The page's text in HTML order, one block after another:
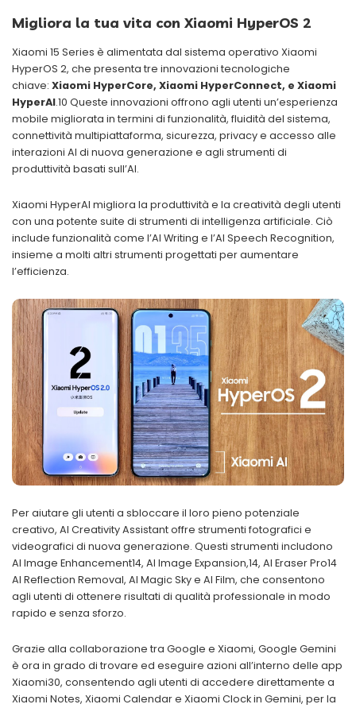
Migliora la tua vita con Xiaomi HyperOS 2
Xiaomi 15 Series è alimentata dal sistema operativo Xiaomi
HyperOS 2, che presenta tre innovazioni tecnologiche
chiave: Xiaomi HyperCore, Xiaomi HyperConnect, e Xiaomi
HyperAI.10 Queste innovazioni offrono agli utenti un’esperienza
mobile migliorata in termini di funzionalità, fluidità del sistema,
connettività multipiattaforma, sicurezza, privacy e accesso alle
interazioni AI di nuova generazione e agli strumenti di
produttività basati sull’AI.
Xiaomi HyperAI migliora la produttività e la creatività degli utenti
con una potente suite di strumenti di intelligenza artificiale. Ciò
include funzionalità come l’AI Writing e l’AI Speech Recognition,
insieme a molti altri strumenti progettati per aumentare
l’efficienza.
Per aiutare gli utenti a sbloccare il loro pieno potenziale
creativo, AI Creativity Assistant offre strumenti fotografici e
videografici di nuova generazione. Questi strumenti includono
AI Image Enhancement14, AI Image Expansion,14, AI Eraser Pro14
AI Reflection Removal, AI Magic Sky e AI Film, che consentono
agli utenti di ottenere risultati di qualità professionale in modo
rapido e senza sforzo.
Grazie alla collaborazione tra Google e Xiaomi, Google Gemini
è ora in grado di trovare ed eseguire azioni all’interno delle app
Xiaomi30, consentendo agli utenti di accedere direttamente a
Xiaomi Notes, Xiaomi Calendar e Xiaomi Clock in Gemini, per la